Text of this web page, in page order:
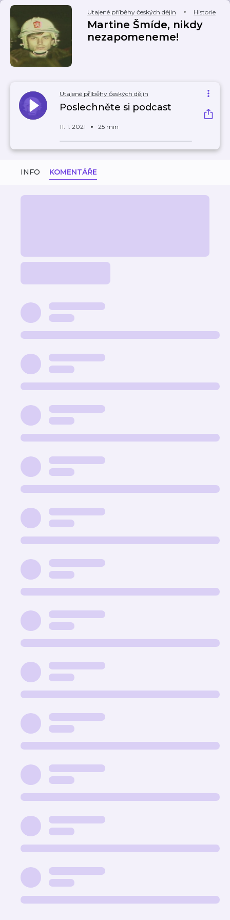
Utajené příběhy českých dějin Historie
Martine Šmíde, nikdy
nezapomeneme!
Utajené příběhy českých dějin
Poslechněte si podcast
11. 1. 2021 25 min
INFO KOMENTÁŘE